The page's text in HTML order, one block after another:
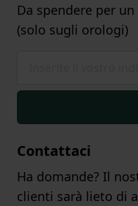
Da spendere per
(solo sugli orologi)
Contattaci
Ha domande? Il
clienti sarà lieto di